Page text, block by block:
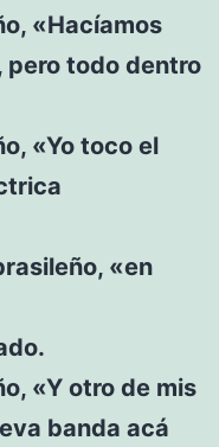
«Hacíamos
pero todo dentro
«Yo toco el
«en
«Y otro de mis
banda acá